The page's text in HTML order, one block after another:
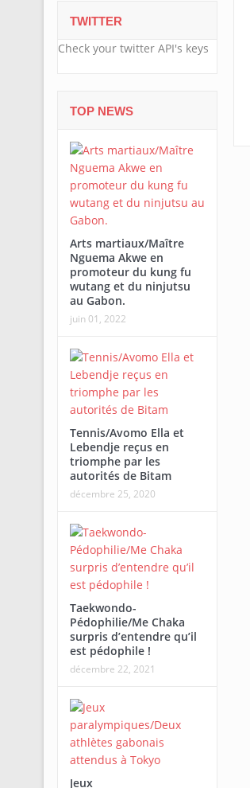
TWITTER
Check your twitter API's keys
TOP NEWS
Arts martiaux/Maître
Nguema Akwe en
promoteur du kung fu
wutang et du ninjutsu
au Gabon.
juin 01, 2022
Tennis/Avomo Ella et
Lebendje reçus en
triomphe par les
autorités de Bitam
décembre 25, 2020
Taekwondo-
Pédophilie/Me Chaka
surpris d’entendre qu’il
est pédophile !
décembre 22, 2021
Jeux